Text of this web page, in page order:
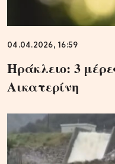
04.04.2026, 16:59
Ηράκλειο: 3
Αικατερίνη